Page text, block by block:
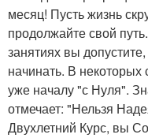
месяц! Пусть жизнь
продолжайте свой
занятиях вы
начинать. В некоторых
уже началу "с Нуля".
отмечает: "Нельзя
Двухлетний Курс, вы